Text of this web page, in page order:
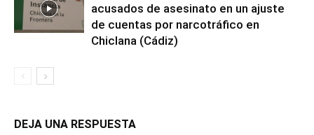
acusados de asesinato en un ajuste
de cuentas por narcotráfico en
Chiclana (Cádiz)
DEJA UNA RESPUESTA